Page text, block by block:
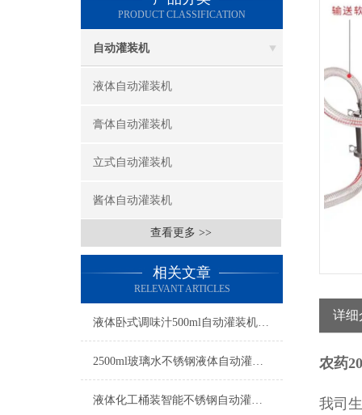
PRODUCT CLASSIFICATION
自动灌装机
液体自动灌装机
膏体自动灌装机
立式自动灌装机
酱体自动灌装机
查看更多 >>
相关文章
RELEVANT ARTICLES
液体卧式调味汁500ml自动灌装机工厂生产
2500ml玻璃水不锈钢液体自动灌装机操作简单
液体化工桶装智能不锈钢自动灌装机操作简单
详细
农药
我司